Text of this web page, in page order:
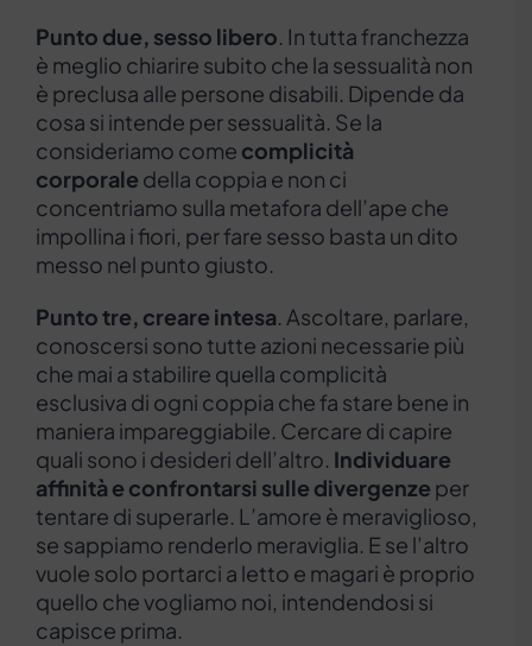
Punto due, sesso libero. In tutta franchezza
è meglio chiarire subito che la sessualità non
è preclusa alle persone disabili. Dipende da
cosa si intende per sessualità. Se la
consideriamo come complicità
corporale della coppia e non ci
concentriamo sulla metafora dell’ape che
impollina i fiori, per fare sesso basta un dito
messo nel punto giusto.
Punto tre, creare intesa. Ascoltare, parlare,
conoscersi sono tutte azioni necessarie più
che mai a stabilire quella complicità
esclusiva di ogni coppia che fa stare bene in
maniera impareggiabile. Cercare di capire
quali sono i desideri dell’altro. Individuare
affinità e confrontarsi sulle divergenze per
tentare di superarle. L’amore è meraviglioso,
se sappiamo renderlo meraviglia. E se l’altro
vuole solo portarci a letto e magari è proprio
quello che vogliamo noi, intendendosi si
capisce prima.